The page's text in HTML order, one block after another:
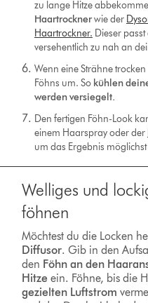
zu lange Hitze
Haartrocknerwie der
Haartrockner. Dieser
versehentlich zu nah an
Wenn eine Strähne
Föhns um. So kühlen
werden versiegelt.
Den fertigen Föhn-Look
einem Haarspray oder der
um das Ergebnis
Welliges und
föhnen
Möchtest du die Locken
Diffusor. Gib in den
den Föhn an den
Hitze ein. Föhne, bis die
gezielten Luftstrom